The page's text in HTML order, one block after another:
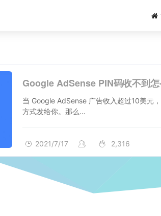
Google AdSense PIN码收不到怎
当 Google AdSense 广告收入超过10美元
方式发给你。那么…
2021/7/17 2,316